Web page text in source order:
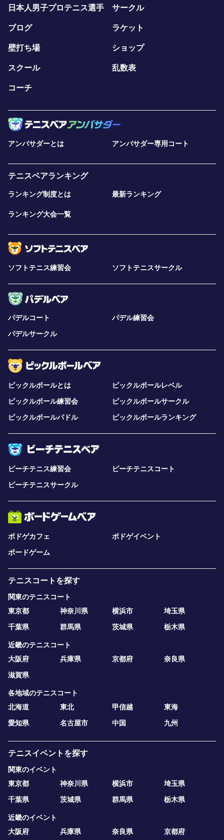
日本人男子プロテニス選手 サークル
ブログ ラケット
壁打ち場 ショップ
スクール 乱数表
コーチ
アンバサダーとは アンバサダー専用コート
テニスベアランキング
ランキング制度とは 最新ランキング
ランキング大会一覧
ソフトテニス練習会 ソフトテニスサークル
パデルコート
パデル練習会
パデルサークル
ピックルボールとは
ピックルボールレベル
ピックルボール練習会
ピックルボールサークル
ピックルボールパドル
ピックルボールランキング
ビーチテニス練習会
ビーチテニスコート
ビーチテニスサークル
ボドゲカフェ
ボドゲイベント
ボードゲーム
テニスコートを探す
関東のテニスコート
東京都
神奈川県 横浜市
埼玉県
千葉県
群馬県 茨城県 栃木県
近畿のテニスコート
大阪府
兵庫県 京都府
奈良県
滋賀県
各地域のテニスコート
北海道
東北 甲信越
東海
愛知県
名古屋市 中国 九州
テニスイベントを探す
関東のイベント
東京都
神奈川県 横浜市
埼玉県
千葉県
茨城県 群馬県 栃木県
近畿のイベント
大阪府
兵庫県 奈良県 京都府